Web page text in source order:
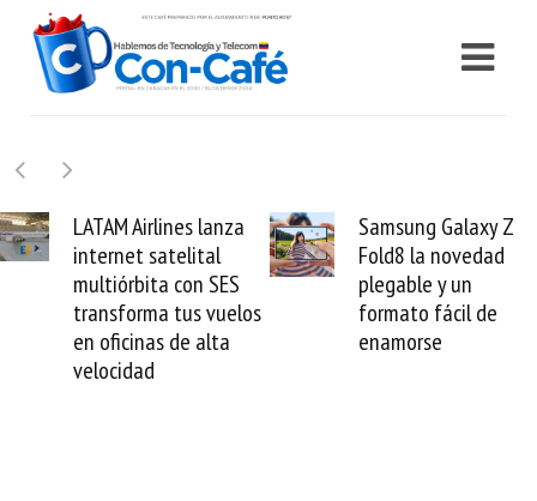
Samsung Galaxy Z
Fold8 la novedad
plegable y un
formato fácil de
enamorse
Cashea levanta 100
millones de dólares y
valida el crédito del
venezolano ante el
mundo